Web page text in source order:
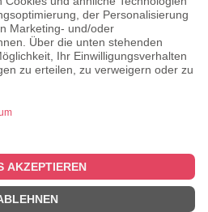
Shop - with